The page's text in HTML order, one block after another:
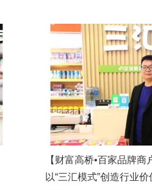
【财富高桥•百家品牌商
以“三汇模式”创造行业价